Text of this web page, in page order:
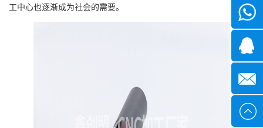
工中心也逐渐成为社会的需要。
微信